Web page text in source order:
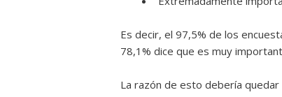
Es decir, el 97,5% de los
78,1% dice que es muy
La razón de esto debería